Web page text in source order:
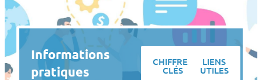
Informations
pratiques
CHIFFRES
CLÉS
LIENS
UTILES